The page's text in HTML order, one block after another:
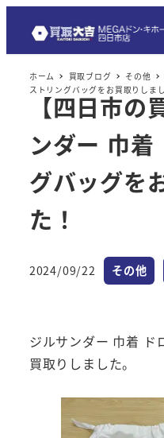
ホーム 買取ブログ その他
ストリングバッグをお買取りしま
【四日市の
ンダー 巾着
グバッグを
た！
投稿日
2024/09/22 カテゴリー
その他
ジルサンダー 巾着 ド
買取りしました。